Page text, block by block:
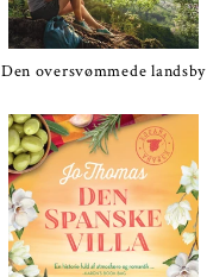
Den oversvømmede landsby